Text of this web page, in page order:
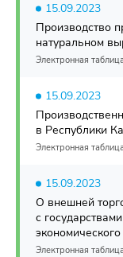
15.09.2023
Производство
натуральном
Электронная таблица
15.09.2023
в Республики
Электронная таблица
15.09.2023
О внешней
с
Электронная таблица